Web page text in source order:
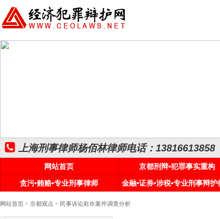
上海刑事律师杨佰林律师电话：13816613858
网站首页
京都刑辩•犯罪事实重构
贪污•贿赂•专业刑事律师
金融•证券•涉税•专业刑事辩护
网站首页 > 京都观点 > 民事诉讼欺诈案件调查分析